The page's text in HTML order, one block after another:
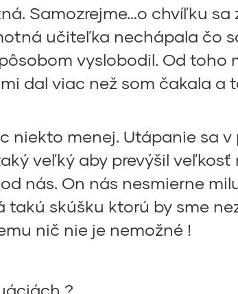
Samozrejme…o chvíľku
učiteľka nechápala čo
vyslobodil. Od
dal viac než som čakala a
menej. Utápanie sa
veľký aby prevýšil
nás. On nás nesmierne
skúšku ktorú by sme
nič nie je nemožné !
?